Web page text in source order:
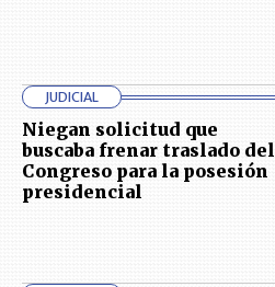
JUDICIAL
Niegan solicitud que
buscaba frenar traslado del
Congreso para la posesión
presidencial